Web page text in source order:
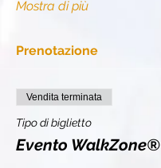
Mostra di più
Prenotazione
Vendita terminata
Tipo di biglietto
Evento WalkZone®